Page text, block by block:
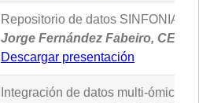
Repositorio de datos SINFONIA
Jorge Fernández Fabeiro,
Descargar presentación
Integración de datos multi-ómicos